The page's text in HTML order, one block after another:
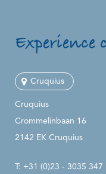
Experience
Cruquius
Cruquius
Crommelinbaan 16
2142 EK Cruquius
T: +31 (0)23 - 3035 347